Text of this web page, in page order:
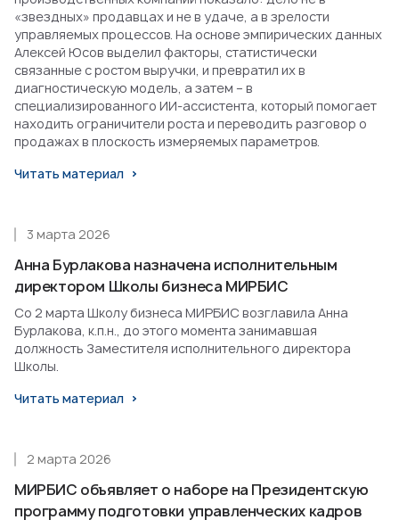
«звездных» продавцах и не в удаче, а в зрелости
управляемых процессов. На основе эмпирических данных
Алексей Юсов выделил факторы, статистически
связанные с ростом выручки, и превратил их в
диагностическую модель, а затем – в
специализированного ИИ-ассистента, который помогает
находить ограничители роста и переводить разговор о
продажах в плоскость измеряемых параметров.
Читать материал
Анна Бурлакова назначена исполнительным
директором Школы бизнеса МИРБИС
3 марта 2026
Со 2 марта Школу бизнеса МИРБИС возглавила Анна
Бурлакова, к.п.н., до этого момента занимавшая
должность Заместителя исполнительного директора
Школы.
Читать материал
МИРБИС объявляет о наборе на Президентскую
программу подготовки управленческих кадров
2 марта 2026